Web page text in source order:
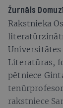
Žurnāls
Rakstnieka
Universitātes
Literatūras,
pētniece
rakstniece